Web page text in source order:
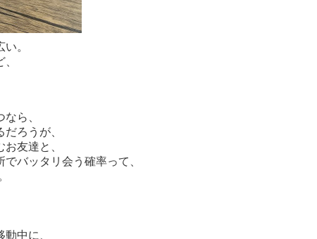
。
ら、
ろうが、
友達と、
バッタリ会う確率って、
中に、